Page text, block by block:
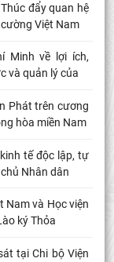
đẩy quan hệ
Việt Nam
Minh về lợi ích,
và quản lý của
Phát trên cương
hòa miền Nam
tế độc lập, tự
Nhân dân
Nam và Học viện
ký Thỏa
tại Chi bộ Viện